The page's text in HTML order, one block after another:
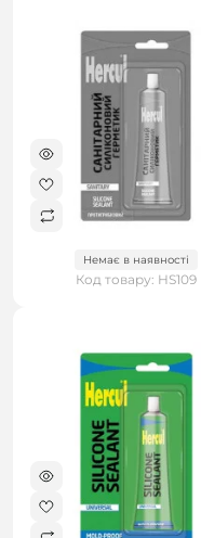
Немає в наявності
Код товару: HS109